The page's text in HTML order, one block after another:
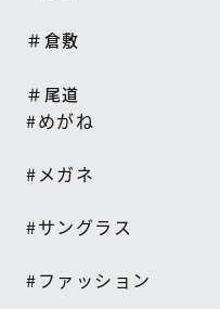
＃倉敷
＃尾道
#めがね
# メガネ
#サングラス
#ファッション